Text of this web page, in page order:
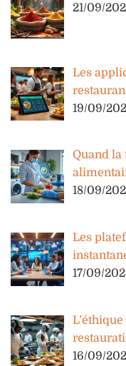
21/09/
Les
19/09/
Quand la
18/09/
Les
17/09/
16/09/